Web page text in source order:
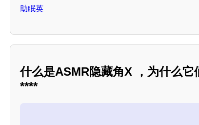
助眠英
什么是ASMR隐藏角X ，为什么它
****